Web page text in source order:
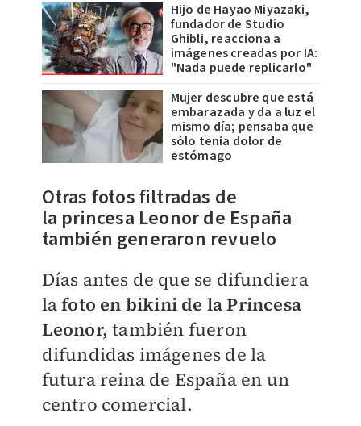
Hijo de Hayao Miyazaki,
fundador de Studio
Ghibli, reacciona a
imágenes creadas por IA:
"Nada puede replicarlo"
Mujer descubre que está
embarazada y da a luz el
mismo día; pensaba que
sólo tenía dolor de
estómago
Otras fotos filtradas de
la princesa Leonor de España
también generaron revuelo
Días antes de que se difundiera
lafoto en bikini de la Princesa
Leonor, también fueron
difundidas imágenes de la
futura reina de España en un
centro comercial.